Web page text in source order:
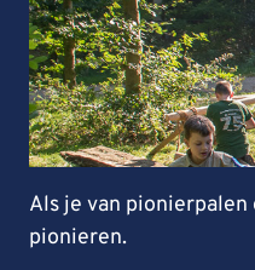
Als je van
pionieren.